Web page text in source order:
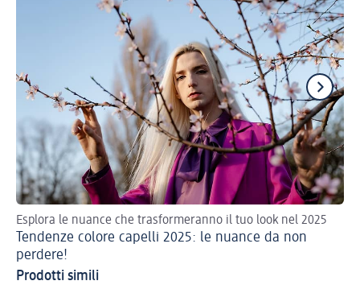
Esplora le nuance che trasformeranno il tuo look nel 2025
Tendenze colore capelli 2025: le nuance da non
perdere!
Prodotti simili